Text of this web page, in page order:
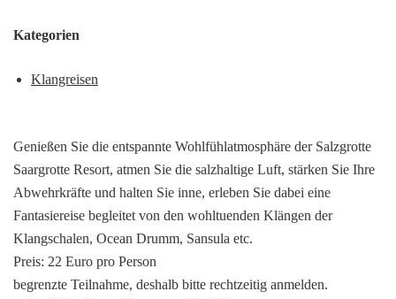
Kategorien
Klangreisen
Genießen Sie die entspannte Wohlfühlatmosphäre der Salzgrotte
Saargrotte Resort, atmen Sie die salzhaltige Luft, stärken Sie Ihre
Abwehrkräfte und halten Sie inne, erleben Sie dabei eine
Fantasiereise begleitet von den wohltuenden Klängen der
Klangschalen, Ocean Drumm, Sansula etc.
Preis: 22 Euro pro Person
begrenzte Teilnahme, deshalb bitte rechtzeitig anmelden.